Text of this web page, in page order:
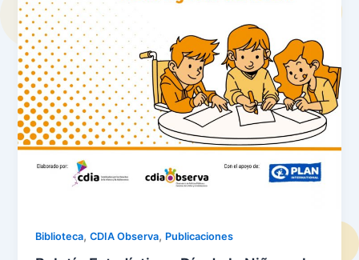
Biblioteca,CDIA Observa, Publicaciones